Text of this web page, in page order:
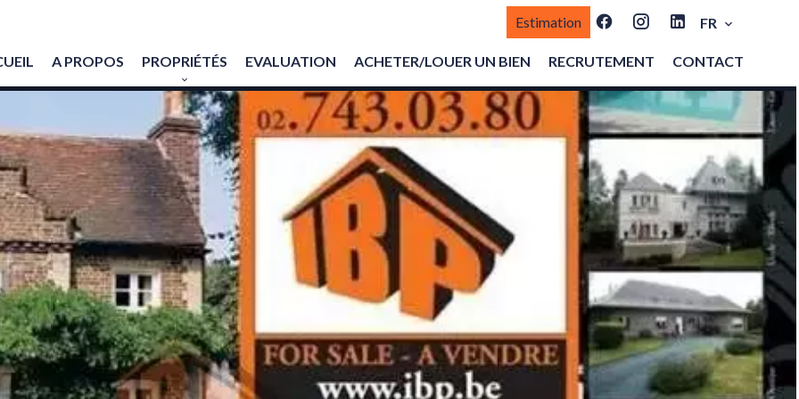
Estimation FR
A PROPOS PROPRIÉTÉS EVALUATION ACHETER/LOUER UN BIEN RECRUTEMENT CONTACT